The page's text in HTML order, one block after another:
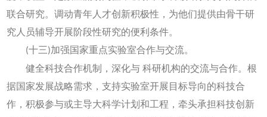
联合研究。调动青年人才创新积极性，为他们提供由骨干研
究人员辅导开展阶段性研究的便利条件。
(十三)加强国家重点实验室合作与交流。
健全科技合作机制，深化与 科研机构的交流与合作。根
据国家发展战略需求，支持实验室开展目标导向的科技合
作，积极参与或主导大科学计划和工程，牵头承担科技创新